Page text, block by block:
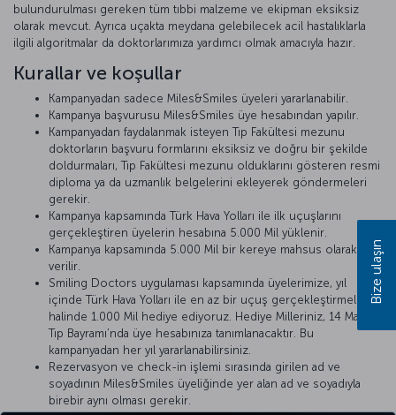
bulundurulması gereken tüm tıbbi malzeme ve ekipman eksiksiz
olarak mevcut. Ayrıca uçakta meydana gelebilecek acil hastalıklarla
ilgili algoritmalar da doktorlarımıza yardımcı olmak amacıyla hazır.
Kurallar ve koşullar
Kampanyadan sadece Miles&Smiles üyeleri yararlanabilir.
Kampanya başvurusu Miles&Smiles üye hesabından yapılır.
Kampanyadan faydalanmak isteyen Tıp Fakültesi mezunu
doktorların başvuru formlarını eksiksiz ve doğru bir şekilde
doldurmaları, Tıp Fakültesi mezunu olduklarını gösteren resmi
diploma ya da uzmanlık belgelerini ekleyerek göndermeleri
gerekir.
Kampanya kapsamında Türk Hava Yolları ile ilk uçuşlarını
gerçekleştiren üyelerin hesabına 5.000 Mil yüklenir.
Kampanya kapsamında 5.000 Mil bir kereye mahsus olarak
verilir.
Smiling Doctors uygulaması kapsamında üyelerimize, yıl
içinde Türk Hava Yolları ile en az bir uçuş gerçekleştirmeleri
halinde 1.000 Mil hediye ediyoruz. Hediye Milleriniz, 14 Mart
Tıp Bayramı’nda üye hesabınıza tanımlanacaktır. Bu
kampanyadan her yıl yararlanabilirsiniz.
Rezervasyon ve check-in işlemi sırasında girilen ad ve
soyadının Miles&Smiles üyeliğinde yer alan ad ve soyadıyla
birebir aynı olması gerekir.
Bize ulaşın